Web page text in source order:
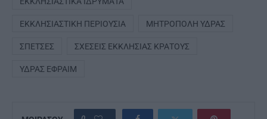
ΕΚΚΛΗΣΙΑΣΤΙΚΉ ΠΕΡΙΟΥΣΊΑ ΜΗΤΡΌΠΟΛΗ ΎΔΡΑΣ
ΣΠΈΤΣΕΣ ΣΧΈΣΕΙΣ ΕΚΚΛΗΣΊΑΣ ΚΡΆΤΟΥΣ
ΎΔΡΑΣ ΕΦΡΑΊΜ